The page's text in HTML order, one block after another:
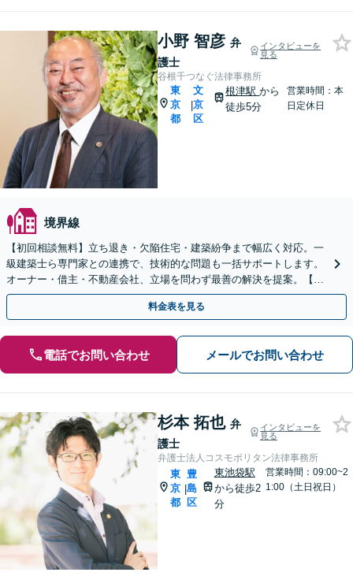
小野 智彦 弁
護士
インタビューを
見る
谷根千つなぐ法律事務所
東
京
都
|
文
京
区
根津駅から
徒歩5分
営業時間：本
日定休日
境界線
【初回相談無料】立ち退き・欠陥住宅・建築紛争まで幅広く対応。一
級建築士ら専門家との連携で、技術的な問題も一括サポートします。
オーナー・借主・不動産会社、立場を問わず最善の解決を提案。【夜
間や休日相談も対応可能】
料金表を見る
電話でお問い合わせ メールでお問い合わせ
杉本 拓也 弁
護士
インタビューを
見る
弁護士法人コスモポリタン法律事務所
東
京
都
|
豊
島
区
東池袋駅
から徒歩2
分
営業時間：09:00~2
1:00（土日祝日）